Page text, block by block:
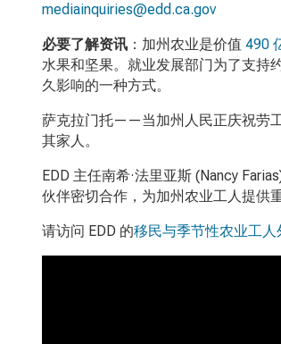
mediainquiries@edd.ca.gov
必要了解资讯 ：加州农业是价值 490
水果和坚果。就业发展部门为了支持
久影响的一种方式。
萨克拉门托——当加州人民正庆祝劳
其家人。
EDD 主任南希·法里亚斯 (Nancy
伙伴密切合作，为加州农业工人提供
请访问 EDD 的移民与季节性农业工人